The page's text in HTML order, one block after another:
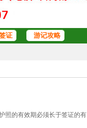
证 游记攻略
照的有效期必须长于签证的有